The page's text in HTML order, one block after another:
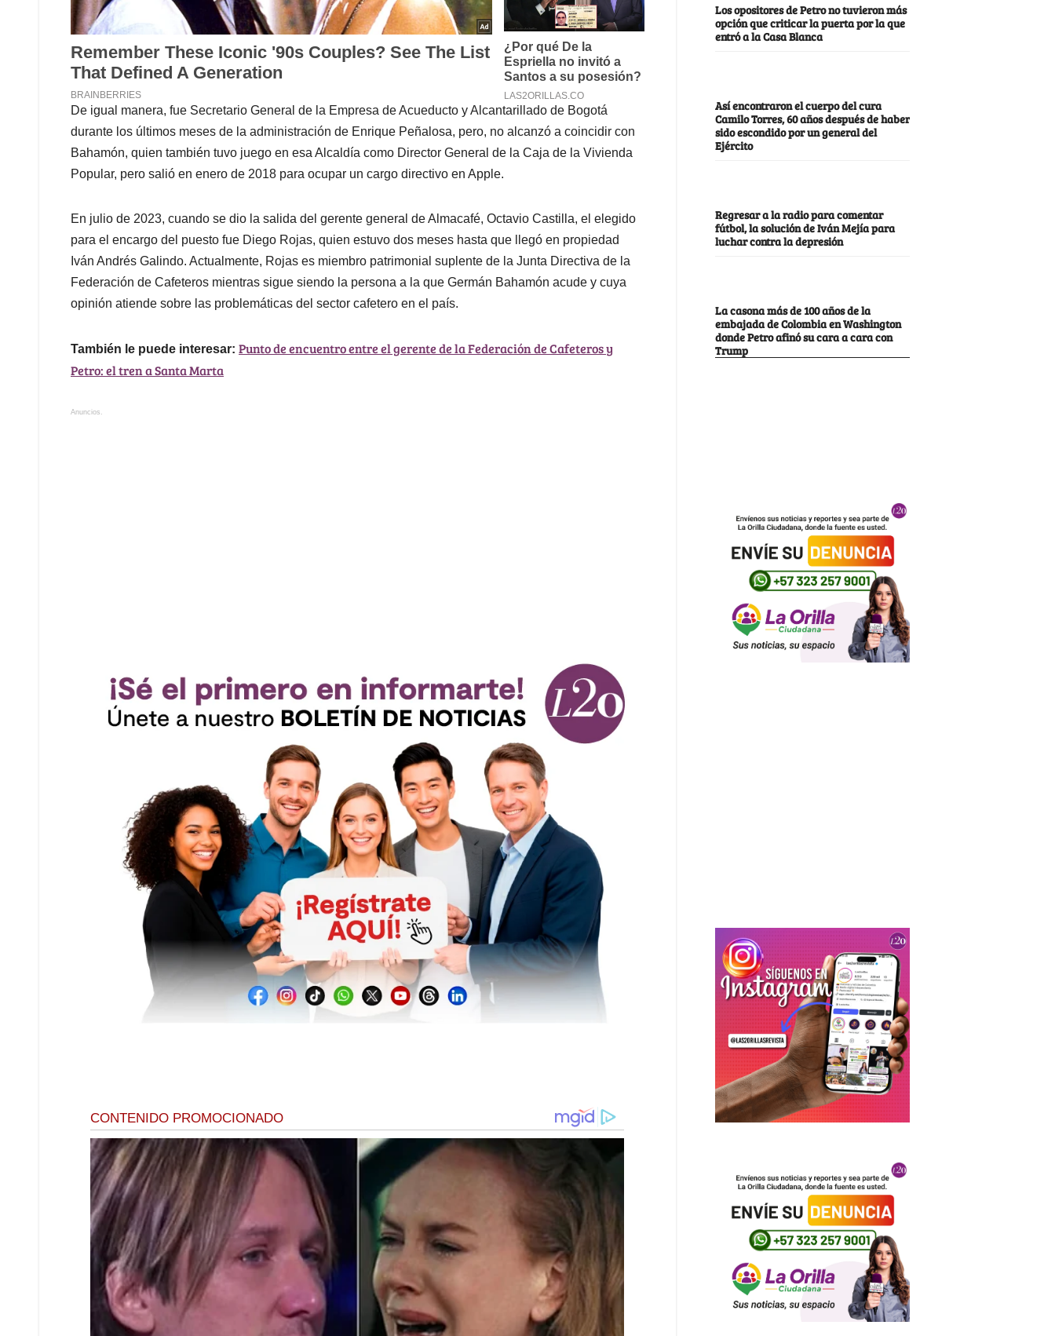
De igual manera, fue Secretario General de la Empresa de Acueducto y Alcantarillado de Bogotá
durante los últimos meses de la administración de Enrique Peñalosa, pero, no alcanzó a coincidir con
Bahamón, quien también tuvo juego en esa Alcaldía como Director General de la Caja de la Vivienda
Popular, pero salió en enero de 2018 para ocupar un cargo directivo en Apple.
En julio de 2023, cuando se dio la salida del gerente general de Almacafé, Octavio Castilla, el elegido
para el encargo del puesto fue Diego Rojas, quien estuvo dos meses hasta que llegó en propiedad
Iván Andrés Galindo. Actualmente, Rojas es miembro patrimonial suplente de la Junta Directiva de la
Federación de Cafeteros mientras sigue siendo la persona a la que Germán Bahamón acude y cuya
opinión atiende sobre las problemáticas del sector cafetero en el país.
También le puede interesar: Punto de encuentro entre el gerente de la Federación de Cafeteros y
Petro: el tren a Santa Marta
Anuncios.
Los opositores de Petro no tuvieron más
opción que criticar la puerta por la que
entró a la Casa Blanca
Así encontraron el cuerpo del cura
Camilo Torres, 60 años después de haber
sido escondido por un general del
Ejército
Regresar a la radio para comentar
fútbol, la solución de Iván Mejía para
luchar contra la depresión
La casona más de 100 años de la
embajada de Colombia en Washington
donde Petro afinó su cara a cara con
Trump